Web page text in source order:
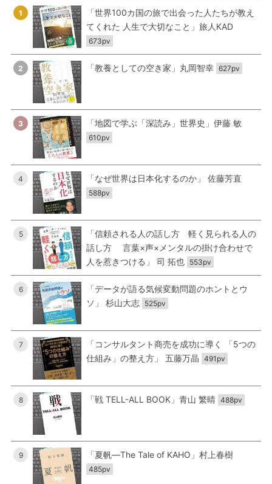
1
「世界100カ国の旅で出会った人たちが教え
てくれた 人生で大切なこと」旅人KAD
673pv
2 「教養としての空き家」丸岡智幸 627pv
3 「地図で学ぶ「深読み」世界史」伊藤 敏
610pv
4 「なぜ世界は日本化するのか」 佐藤芳直
588pv
5
「信頼される人の話し方 軽く見られる人の
話し方 言葉×声×メンタルの掛け合わせで
人を惹きつける」 司 拓也 553pv
6
「データが語る気候変動問題のホントとウ
ソ」 杉山大志 525pv
7
「コンサルタント商売を成功に導く 「5つの
仕組み」の整え方」 五藤万晶 491pv
8 「戦 TELL-ALL BOOK」青山 繁晴 488pv
9 「夏帆―The Tale of KAHO」村上春樹
485pv